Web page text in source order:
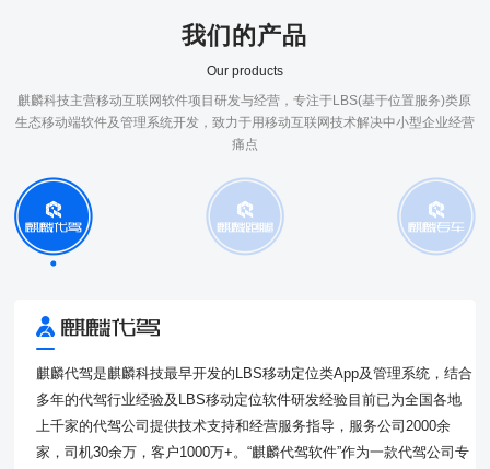
我们的产品
Our products
麒麟科技主营移动互联网软件项目研发与经营，专注于LBS(基于位置服务)类原
生态移动端软件及管理系统开发，致力于用移动互联网技术解决中小型企业经营
痛点
麒麟代驾是麒麟科技最早开发的LBS移动定位类App及管理系统，结合
多年的代驾行业经验及LBS移动定位软件研发经验目前已为全国各地
上千家的代驾公司提供技术支持和经营服务指导，服务公司2000余
家，司机30余万，客户1000万+。“麒麟代驾软件”作为一款代驾公司专